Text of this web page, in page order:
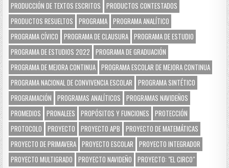
PRODUCCIÓN DE TEXTOS ESCRITOS
PRODUCTOS CONTESTADOS
PRODUCTOS RESUELTOS
PROGRAMA PROGRAMA ANALÍTICO
PROGRAMA CÍVICO
PROGRAMA DE CLAUSURA PROGRAMA DE ESTUDIO
PROGRAMA DE ESTUDIOS 2022
PROGRAMA DE GRADUACIÓN
PROGRAMA DE MEJORA CONTINUA PROGRAMA ESCOLAR DE MEJORA CONTINUA
PROGRAMA NACIONAL DE CONVIVENCIA ESCOLAR
PROGRAMA SINTÉTICO
PROGRAMACIÓN
PROGRAMAS ANALÍTICOS
PROGRAMAS NAVIDEÑOS
PROMEDIOS
PRONALEES PROPÓSITOS Y FUNCIONES
PROTECCIÓN
PROTOCOLO
PROYECTO PROYECTO APB
PROYECTO DE MATEMÁTICAS
PROYECTO DE PRIMAVERA PROYECTO ESCOLAR
PROYECTO INTEGRADOR
PROYECTO MULTIGRADO
PROYECTO NAVIDEÑO
PROYECTO: "EL CIRCO"